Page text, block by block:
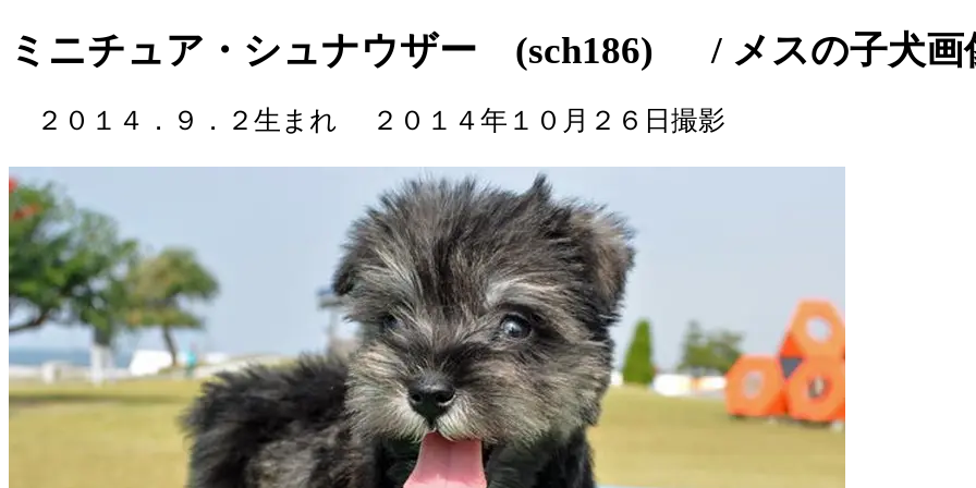
ミニチュア・シュナウザー (sch186) / メスの子犬画
２０１４．９．２生まれ ２０１４年１０月２６日撮影